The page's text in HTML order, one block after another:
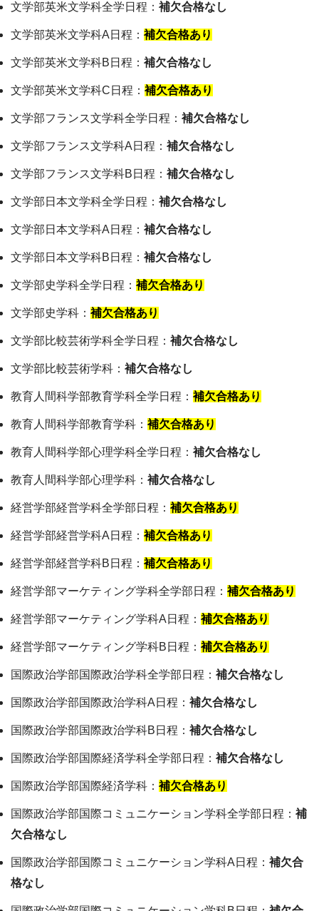
文学部英米文学科全学日程： 補欠合格なし
文学部英米文学科A日程： 補欠合格あり
文学部英米文学科B日程： 補欠合格なし
文学部英米文学科C日程： 補欠合格あり
文学部フランス文学科全学日程： 補欠合格なし
文学部フランス文学科A日程： 補欠合格なし
文学部フランス文学科B日程： 補欠合格なし
文学部日本文学科全学日程： 補欠合格なし
文学部日本文学科A日程： 補欠合格なし
文学部日本文学科B日程： 補欠合格なし
文学部史学科全学日程： 補欠合格あり
文学部史学科： 補欠合格あり
文学部比較芸術学科全学日程： 補欠合格なし
文学部比較芸術学科： 補欠合格なし
教育人間科学部教育学科全学日程： 補欠合格あり
教育人間科学部教育学科： 補欠合格あり
教育人間科学部心理学科全学日程： 補欠合格なし
教育人間科学部心理学科： 補欠合格なし
経営学部経営学科全学部日程： 補欠合格あり
経営学部経営学科A日程： 補欠合格あり
経営学部経営学科B日程： 補欠合格あり
経営学部マーケティング学科全学部日程： 補欠合格あり
経営学部マーケティング学科A日程： 補欠合格あり
経営学部マーケティング学科B日程： 補欠合格あり
国際政治学部国際政治学科全学部日程： 補欠合格なし
国際政治学部国際政治学科A日程： 補欠合格なし
国際政治学部国際政治学科B日程： 補欠合格なし
国際政治学部国際経済学科全学部日程： 補欠合格なし
国際政治学部国際経済学科： 補欠合格あり
国際政治学部国際コミュニケーション学科全学部日程： 補
欠合格なし
国際政治学部国際コミュニケーション学科A日程： 補欠合
格なし